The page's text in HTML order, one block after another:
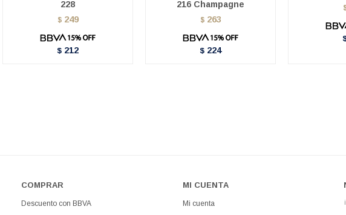
228
$ 249
$ 212
216 Champagne
$ 263
$ 224
COMPRAR
Descuento con BBVA
MI CUENTA
Mi cuenta